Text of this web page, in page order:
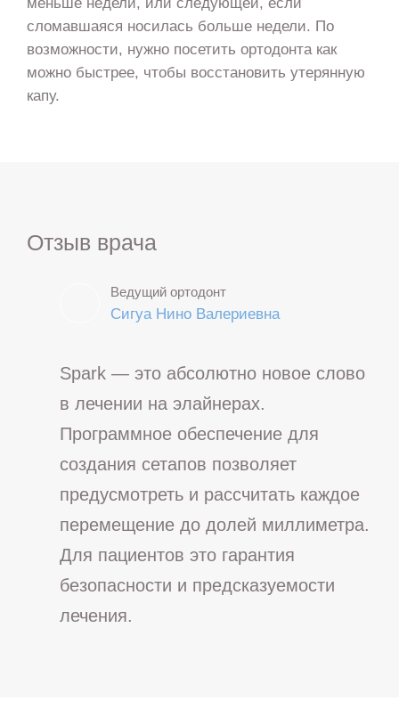
сломавшаяся носилась больше недели. По
возможности, нужно посетить ортодонта как
можно быстрее, чтобы восстановить утерянную
капу.
Отзыв врача
Ведущий ортодонт
Сигуа Нино Валериевна
Spark — это абсолютно новое слово
в лечении на элайнерах.
Программное обеспечение для
создания сетапов позволяет
предусмотреть и рассчитать каждое
перемещение до долей миллиметра.
Для пациентов это гарантия
безопасности и предсказуемости
лечения.